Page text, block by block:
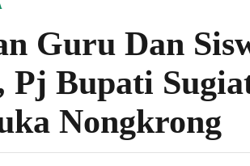
Guru Dan
Pj Bupati
Nongkrong